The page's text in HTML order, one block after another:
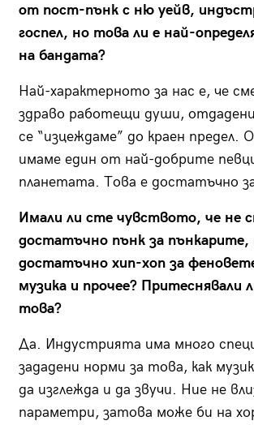
от пост-пънк с ню уейв,
госпел, но това ли е най-
на бандата?
Най-характерното за нас е, че
здраво работещи души,
се “изцеждаме” до краен предел.
имаме един от най-добрите
планетата. Това е достатъчно
Имали ли сте чувството, че не
достатъчно пънк за
достатъчно хип-хоп за
музика и прочее? Притеснявали
това?
Да. Индустрията има много
зададени норми за това, как
да изглежда и да звучи. Ние не
параметри, затова може би на